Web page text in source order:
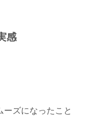
感
ズになったこと